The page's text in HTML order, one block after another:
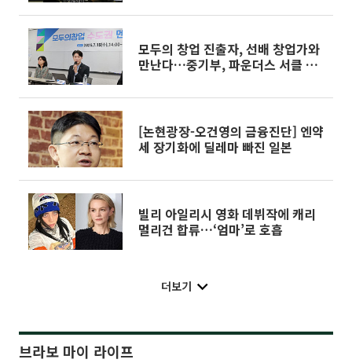
모두의 창업 진출자, 선배 창업가와
만난다…중기부, 파운더스 서클 개
[논현광장-오건영의 금융진단] 엔약
세 장기화에 딜레마 빠진 일본
빌리 아일리시 영화 데뷔작에 캐리
멀리건 합류…‘엄마’로 호흡
더보기
브라보 마이 라이프